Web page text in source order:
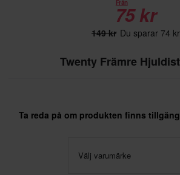
Från
75 kr
149 kr Du sparar 74 kr
Twenty Främre
Ta reda på om produkten finns
Välj varumärke